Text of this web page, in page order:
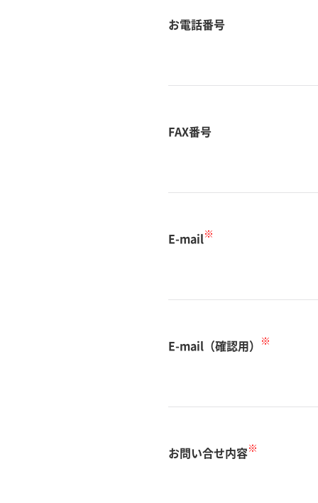
お電話番号
FAX番号
E-mail※
E-mail（確認用） ※
お問い合せ内容※